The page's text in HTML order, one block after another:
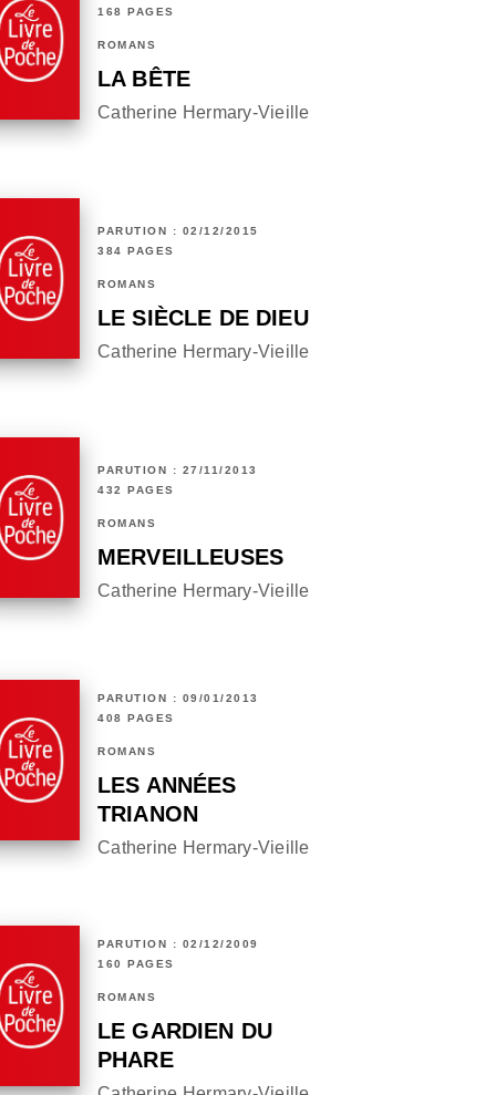
168 PAGES
ROMANS
LA BÊTE
Catherine Hermary-Vieille
PARUTION : 02/12/2015
384 PAGES
ROMANS
LE SIÈCLE DE DIEU
Catherine Hermary-Vieille
PARUTION : 27/11/2013
432 PAGES
ROMANS
MERVEILLEUSES
Catherine Hermary-Vieille
PARUTION : 09/01/2013
408 PAGES
ROMANS
LES ANNÉES
TRIANON
Catherine Hermary-Vieille
PARUTION : 02/12/2009
160 PAGES
ROMANS
LE GARDIEN DU
PHARE